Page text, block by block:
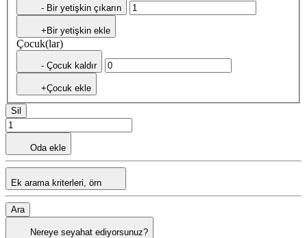
- Bir yetişkin çıkarın
+Bir yetişkin ekle
Çocuk(lar)
- Çocuk kaldır
+Çocuk ekle
Sil
Oda ekle
Ek arama kriterleri, örn
Ara
Nereye seyahat ediyorsunuz?